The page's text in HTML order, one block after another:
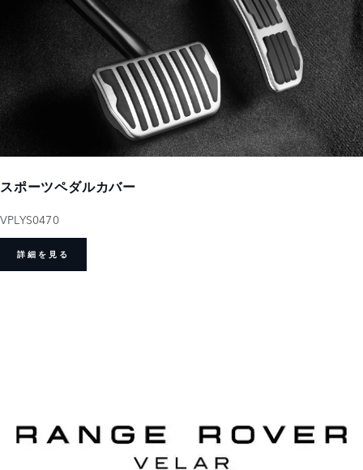
スポーツペダルカバー
VPLYS0470
詳細を見る